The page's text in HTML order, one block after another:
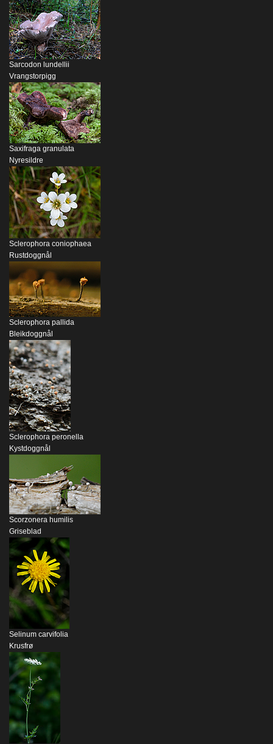
Sarcodon lundellii
Vrangstorpigg
Saxifraga granulata
Nyresildre
Sclerophora coniophaea
Rustdoggnål
Sclerophora pallida
Bleikdoggnål
Sclerophora peronella
Kystdoggnål
Scorzonera humilis
Griseblad
Selinum carvifolia
Krusfrø